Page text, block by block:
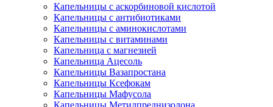
Капельницы с аскорбиновой кислотой
Капельницы с антибиотиками
Капельницы с аминокислотами
Капельницы с витаминами
Капельница с магнезией
Капельница Ацесоль
Капельницы Вазапростана
Капельницы Ксефокам
Капельницы Мафусола
Капельницы Метилпреднизолона